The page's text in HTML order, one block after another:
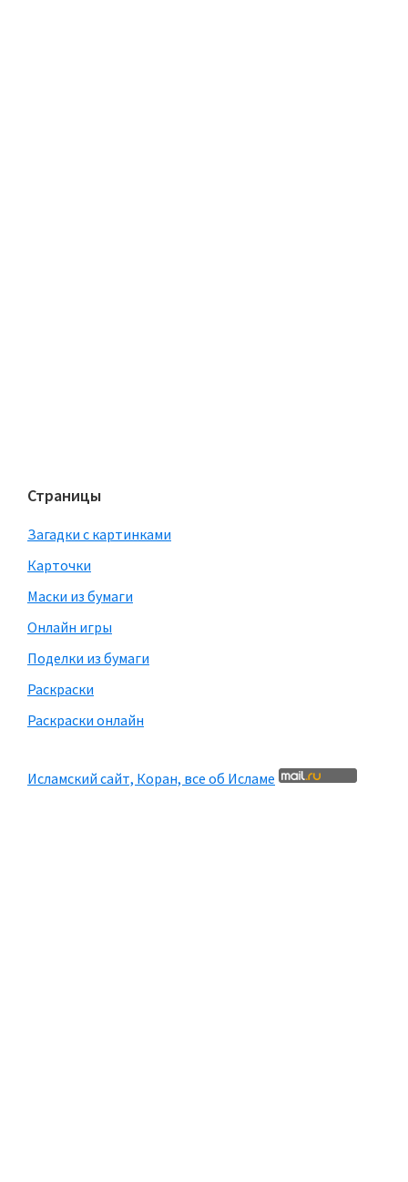
Страницы
Загадки с картинками
Карточки
Маски из бумаги
Онлайн игры
Поделки из бумаги
Раскраски
Раскраски онлайн
Исламский сайт, Коран, все об Исламе